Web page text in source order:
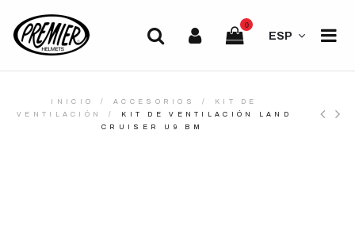
0
ESP
INICIO ACCESORIOS
KIT DE
VENTILACIÓN
KIT DE VENTILACIÓN LAND
CRUISER U9 BM